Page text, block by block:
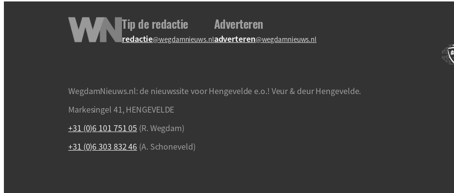
Tip de redactie
redactie@wegdamnieuws.nl
Adverteren
adverteren@wegdamnieuws.nl
WegdamNieuws.nl: de nieuwssite voor Hengevelde e.o.! Veur & deur Hengevelde.
Markesingel 41, HENGEVELDE
+31 (0)6 101 751 05 (R. Wegdam)
+31 (0)6 303 832 46 (A. Schoneveld)